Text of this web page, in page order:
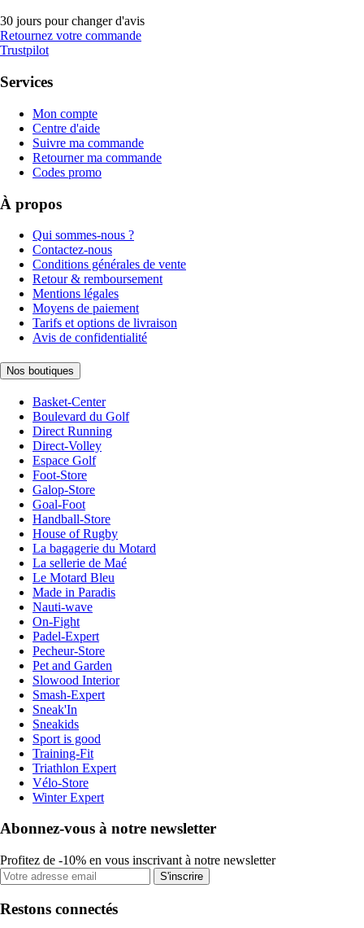
30 jours pour changer d'avis
Retournez votre commande
Trustpilot
Services
Mon compte
Centre d'aide
Suivre ma commande
Retourner ma commande
Codes promo
À propos
Qui sommes-nous ?
Contactez-nous
Conditions générales de vente
Retour & remboursement
Mentions légales
Moyens de paiement
Tarifs et options de livraison
Avis de confidentialité
Nos boutiques
Basket-Center
Boulevard du Golf
Direct Running
Direct-Volley
Espace Golf
Foot-Store
Galop-Store
Goal-Foot
Handball-Store
House of Rugby
La bagagerie du Motard
La sellerie de Maé
Le Motard Bleu
Made in Paradis
Nauti-wave
On-Fight
Padel-Expert
Pecheur-Store
Pet and Garden
Slowood Interior
Smash-Expert
Sneak'In
Sneakids
Sport is good
Training-Fit
Triathlon Expert
Vélo-Store
Winter Expert
Abonnez-vous à notre newsletter
Profitez de -10% en vous inscrivant à notre newsletter
S'inscrire
Restons connectés